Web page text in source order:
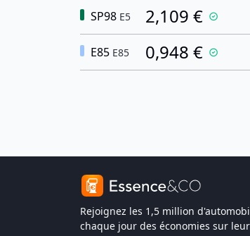
SP98 E5 2,109 €
E85 E85 0,948 €
Rejoignez les 1,5 million
chaque jour des économies sur